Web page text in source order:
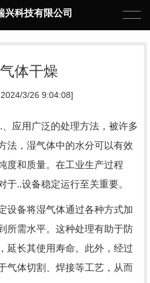
兴科技有限公司
体干燥
3/26 9:04:08]
应用广泛的处理方法，被许多
法，湿气体中的水分可以有效
度和质量。在工业生产过程
于..设备稳定运行至关重要。
设备将湿气体通过各种方式加
所需水平。这种处理有助于防
延长其使用寿命。此外，经过
气体切割、焊接等工艺，从而